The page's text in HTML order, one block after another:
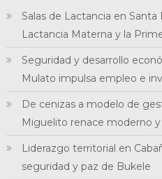
Salas de Lactancia en Santa
Lactancia Materna y la
Seguridad y desarrollo
Mulato impulsa empleo e
De cenizas a modelo de
Miguelito renace moderno
Liderazgo territorial en
seguridad y paz de Bukele